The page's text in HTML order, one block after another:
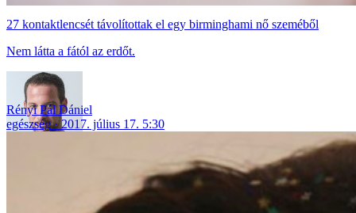
27 kontaktlencsét távolítottak el egy birminghami nő szeméből
Nem látta a fától az erdőt.
Rényi Pál Dániel
egészség
2017. július 17. 5:30